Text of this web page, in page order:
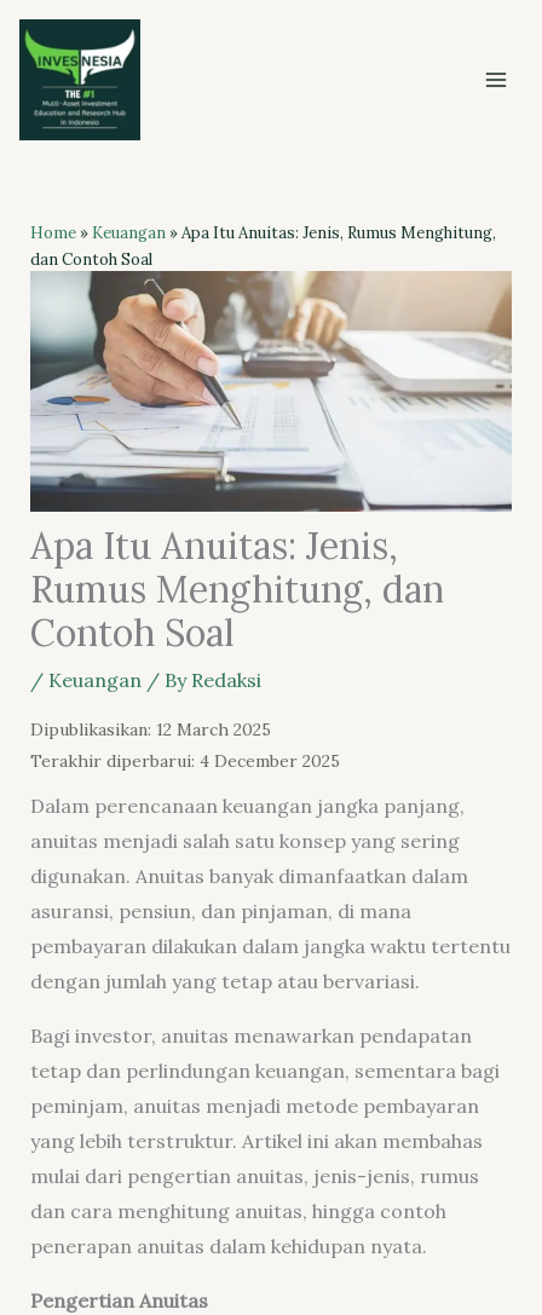
Skip
content
Home» Keuangan»Apa Itu Anuitas: Jenis, Rumus Menghitung,
dan Contoh Soal
Apa Itu Anuitas: Jenis,
Rumus Menghitung, dan
Contoh Soal
/ Keuangan/ By Redaksi
Dipublikasikan: 12 March 2025
Terakhir diperbarui: 4 December 2025
Dalam perencanaan keuangan jangka panjang,
anuitas menjadi salah satu konsep yang sering
digunakan. Anuitas banyak dimanfaatkan dalam
asuransi, pensiun, dan pinjaman, di mana
pembayaran dilakukan dalam jangka waktu tertentu
dengan jumlah yang tetap atau bervariasi.
Bagi investor, anuitas menawarkan pendapatan
tetap dan perlindungan keuangan, sementara bagi
peminjam, anuitas menjadi metode pembayaran
yang lebih terstruktur. Artikel ini akan membahas
mulai dari pengertian anuitas, jenis-jenis, rumus
dan cara menghitung anuitas, hingga contoh
penerapan anuitas dalam kehidupan nyata.
Pengertian Anuitas